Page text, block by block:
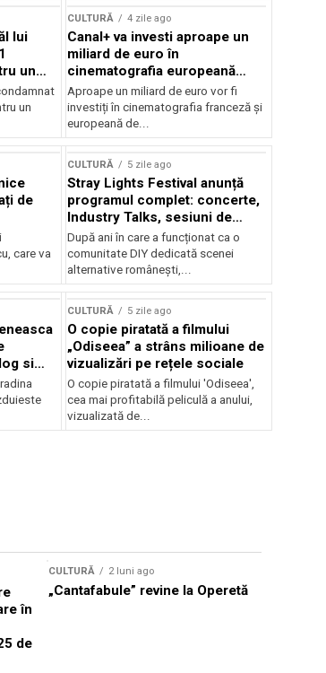
lui
un
un
CULTURĂ 4 zile ago
Canal+ va investi aproape un
miliard de euro în
cinematografia europeană
până în 2032
Aproape un miliard de euro vor fi
investiți în cinematografia franceză și
europeană de...
de
de
care va
CULTURĂ 5 zile ago
Stray Lights Festival anunță
programul complet: concerte,
Industry Talks, sesiuni de
audiție și noi opțiuni de
participare pentru public
După ani în care a funcționat ca o
comunitate DIY dedicată scenei
alternative românești,...
si
si 2
din
CULTURĂ 5 zile ago
O copie piratată a filmului
„Odiseea” a strâns milioane de
vizualizări pe rețele sociale
O copie piratată a filmului 'Odiseea',
cea mai profitabilă peliculă a anului,
vizualizată de...
în
de
CULTURĂ 2 luni ago
„Cantafabule” revine la Operetă